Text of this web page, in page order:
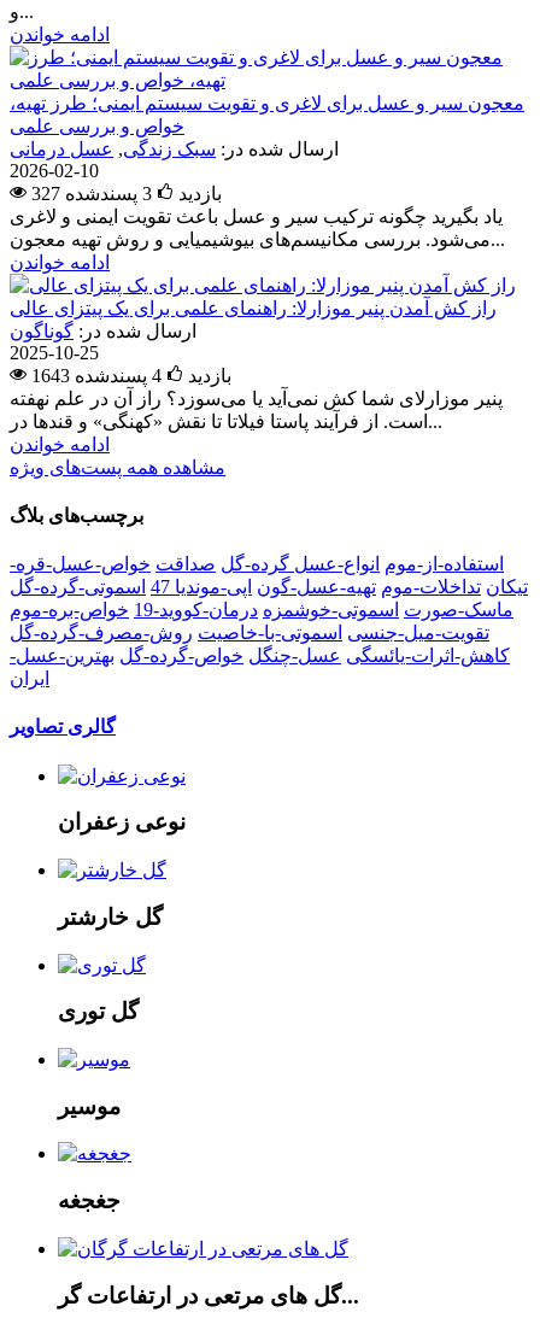
و...
ادامه خواندن
معجون سیر و عسل برای لاغری و تقویت سیستم ایمنی؛ طرز تهیه،
خواص و بررسی علمی
ارسال شده در: سبک زندگی, عسل درمانی
2026-02-10
327 بازدید
3 پسندشده
یاد بگیرید چگونه ترکیب سیر و عسل باعث تقویت ایمنی و لاغری
می‌شود. بررسی مکانیسم‌های بیوشیمیایی و روش تهیه معجون...
ادامه خواندن
راز کش آمدن پنیر موزارلا: راهنمای علمی برای یک پیتزای عالی
ارسال شده در: گوناگون
2025-10-25
1643 بازدید
4 پسندشده
پنیر موزارلای شما کش نمی‌آید یا می‌سوزد؟ راز آن در علم نهفته
است. از فرآیند پاستا فیلاتا تا نقش «کهنگی» و قندها در...
ادامه خواندن
مشاهده همه پست‌های ویژه
برچسب‌های بلاگ
استفاده-از-موم انواع-عسل گرده-گل صداقت خواص-عسل-قره-
تیکان تداخلات-موم تهیه-عسل-گون اپی-موندیا 47
اسموتی-گرده-گل
ماسک-صورت اسموتی-خوشمزه درمان-کووید-19
خواص-بره-موم
تقویت-میل-جنسی اسموتی-با-خاصیت روش-مصرف-گرده-گل
کاهش-اثرات-یائسگی عسل-چنگل خواص-گرده-گل بهترین-عسل-
ایران
گالری تصاویر
نوعی زعفران
گل خارشتر
گل توری
موسیر
جغجغه
گل های مرتعی در ارتفاعات گر...